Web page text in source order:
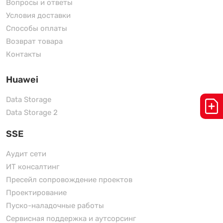
Вопросы и ответы
Условия доставки
Способы оплаты
Возврат товара
Контакты
Huawei
Data Storage
Data Storage 2
SSE
Аудит сети
ИТ консалтинг
Пресейл сопровождение проектов
Проектирование
Пуско-наладочные работы
Сервисная поддержка и аутсорсинг